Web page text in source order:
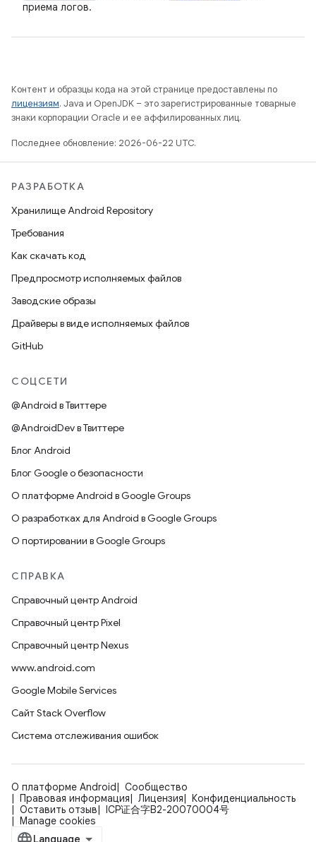
приема логов.
Контент и образцы кода на этой странице предоставлены по
лицензиям. Java и OpenJDK – это зарегистрированные товарные
знаки корпорации Oracle и ее аффилированных лиц.
Последнее обновление: 2026-06-22 UTC.
РАЗРАБОТКА
Хранилище Android Repository
Требования
Как скачать код
Предпросмотр исполняемых файлов
Заводские образы
Драйверы в виде исполняемых файлов
GitHub
СОЦСЕТИ
@Android в Твиттере
@AndroidDev в Твиттере
Блог Android
Блог Google о безопасности
О платформе Android в Google Groups
О разработках для Android в Google Groups
О портировании в Google Groups
СПРАВКА
Справочный центр Android
Справочный центр Pixel
Справочный центр Nexus
www.android.com
Google Mobile Services
Сайт Stack Overflow
Система отслеживания ошибок
О платформе Android
Сообщество
Правовая информация
Лицензия
Конфиденциальность
Оставить отзыв
ICP证合字B2-20070004号
Manage cookies